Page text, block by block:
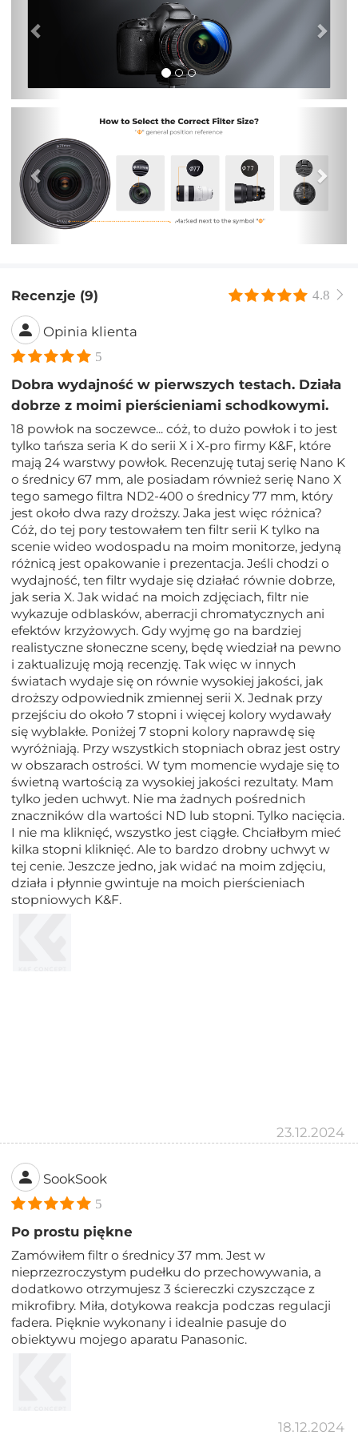
Poprzedni
Recenzje (9) 4.8
Opinia klienta
5
Dobra wydajność w pierwszych testach. Działa
dobrze z moimi pierścieniami schodkowymi.
18 powłok na soczewce... cóż, to dużo powłok i to jest
tylko tańsza seria K do serii X i X-pro firmy K&F, które
mają 24 warstwy powłok. Recenzuję tutaj serię Nano K
o średnicy 67 mm, ale posiadam również serię Nano X
tego samego filtra ND2-400 o średnicy 77 mm, który
jest około dwa razy droższy. Jaka jest więc różnica?
Cóż, do tej pory testowałem ten filtr serii K tylko na
scenie wideo wodospadu na moim monitorze, jedyną
różnicą jest opakowanie i prezentacja. Jeśli chodzi o
wydajność, ten filtr wydaje się działać równie dobrze,
jak seria X. Jak widać na moich zdjęciach, filtr nie
wykazuje odblasków, aberracji chromatycznych ani
efektów krzyżowych. Gdy wyjmę go na bardziej
realistyczne słoneczne sceny, będę wiedział na pewno
i zaktualizuję moją recenzję. Tak więc w innych
światach wydaje się on równie wysokiej jakości, jak
droższy odpowiednik zmiennej serii X. Jednak przy
przejściu do około 7 stopni i więcej kolory wydawały
się wyblakłe. Poniżej 7 stopni kolory naprawdę się
wyróżniają. Przy wszystkich stopniach obraz jest ostry
w obszarach ostrości. W tym momencie wydaje się to
świetną wartością za wysokiej jakości rezultaty. Mam
tylko jeden uchwyt. Nie ma żadnych pośrednich
znaczników dla wartości ND lub stopni. Tylko nacięcia.
I nie ma kliknięć, wszystko jest ciągłe. Chciałbym mieć
kilka stopni kliknięć. Ale to bardzo drobny uchwyt w
tej cenie. Jeszcze jedno, jak widać na moim zdjęciu,
działa i płynnie gwintuje na moich pierścieniach
stopniowych K&F.
23.12.2024
SookSook
5
Po prostu piękne
Zamówiłem filtr o średnicy 37 mm. Jest w
nieprzezroczystym pudełku do przechowywania, a
dodatkowo otrzymujesz 3 ściereczki czyszczące z
mikrofibry. Miła, dotykowa reakcja podczas regulacji
fadera. Pięknie wykonany i idealnie pasuje do
obiektywu mojego aparatu Panasonic.
18.12.2024